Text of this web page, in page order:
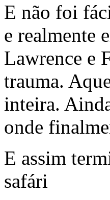
E não foi
e realmente
Lawrence e
trauma.
inteira.
onde
E assim
safári